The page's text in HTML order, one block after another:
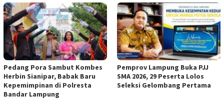
Pedang Pora Sambut Kombes
Herbin Sianipar, Babak Baru
Kepemimpinan di Polresta
Bandar Lampung
Pemprov Lampung Buka PJJ
SMA 2026, 29 Peserta Lolos
Seleksi Gelombang Pertama